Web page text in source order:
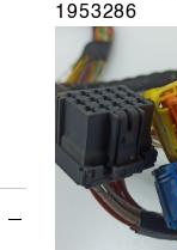
1953286